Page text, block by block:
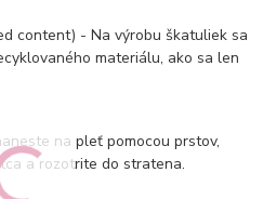
content) - Na výrobu škatuliek sa
materiálu, ako sa len
na pleť pomocou prstov,
a rozotrite do stratena.